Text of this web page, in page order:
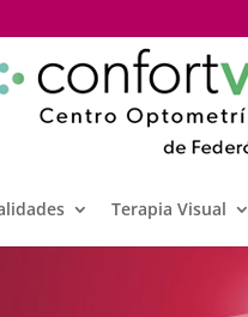
Terapia Visual